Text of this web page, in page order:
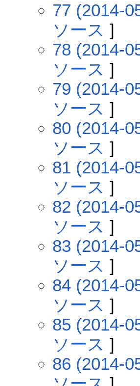
77 (2014-
ソース ]
78 (2014-
ソース ]
79 (2014-
ソース ]
80 (2014-
ソース ]
81 (2014-
ソース ]
82 (2014-
ソース ]
83 (2014-
ソース ]
84 (2014-
ソース ]
85 (2014-
ソース ]
86 (2014-